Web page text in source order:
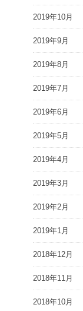
2019年10月
2019年9月
2019年8月
2019年7月
2019年6月
2019年5月
2019年4月
2019年3月
2019年2月
2019年1月
2018年12月
2018年11月
2018年10月